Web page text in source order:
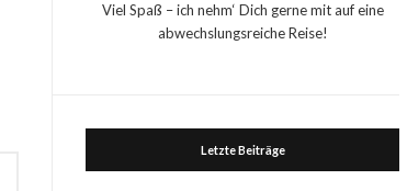
Viel Spaß – ich nehm‘ Dich gerne mit auf eine
abwechslungsreiche Reise!
Letzte Beiträge